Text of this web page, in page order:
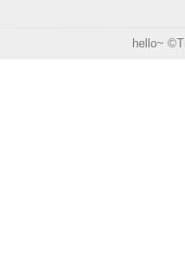
hello~ ©